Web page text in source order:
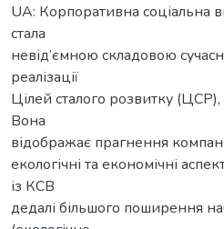
UA: Корпоративна соціальна
стала
невід’ємною складовою
реалізації
Цілей сталого розвитку
Вона
відображає прагнення
екологічні та економічні
із КСВ
дедалі більшого поширення